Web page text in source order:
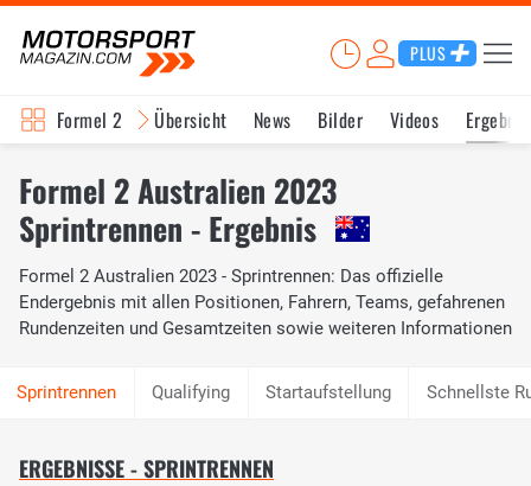
PLUS
Formel 2 Übersicht News Bilder Videos
Formel 2 Australien 2023
Sprintrennen - Ergebnis
Formel 2 Australien 2023 - Sprintrennen: Das offizielle
Endergebnis mit allen Positionen, Fahrern, Teams, gefahrenen
Rundenzeiten und Gesamtzeiten sowie weiteren Informationen
Qualifying Startaufstellung Schnellste
ERGEBNISSE - SPRINTRENNEN